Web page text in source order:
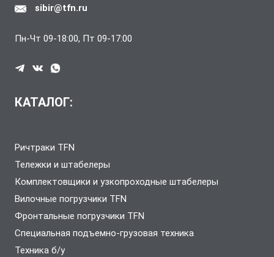
sibir@tfn.ru
Пн-Чт 09-18:00, Пт 09-17:00
КАТАЛОГ:
Ричтраки TFN
Тележки и штабелеры
Комплектовщики и узкопроходные штабелеры
Вилочные погрузчики TFN
Фронтальные погрузчики TFN
Специальная подъемно-грузовая техника
Техника б/у